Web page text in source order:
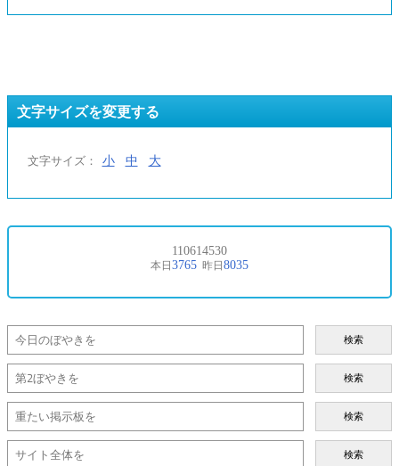
文字サイズを変更する
文字サイズ： 小 中 大
検索
検索
検索
検索